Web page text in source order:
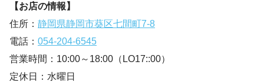
【お店の情報】
住所： 静岡県静岡市葵区七間町7-8
電話： 054-204-6545
営業時間：10:00～18:00（LO17::00）
定休日：水曜日